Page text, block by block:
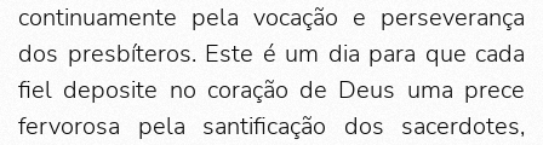
continuamente pela vocação e perseverança
dos presbíteros. Este é um dia para que cada
fiel deposite no coração de Deus uma prece
fervorosa pela santificação dos sacerdotes,